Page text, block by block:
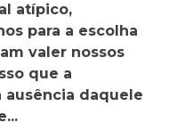
atípico,
para a escolha
valer nossos
que a
ausência daquele